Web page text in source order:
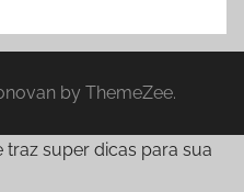
by ThemeZee.
traz super dicas para sua